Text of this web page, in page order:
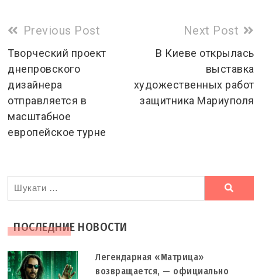
Read
more
articles
Previous Post
Творческий проект
днепровского
дизайнера
отправляется в
масштабное
европейское турне
Next Post
В Киеве открылась
выставка
художественных работ
защитника Мариуполя
Ви
шукали
ПОСЛЕДНИЕ НОВОСТИ
Легендарная «Матрица»
возвращается, — официально